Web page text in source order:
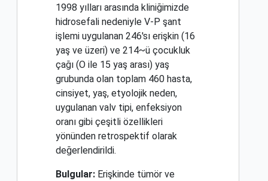
1998 yılları arasında kliniğimizde
hidrosefali nedeniyle V-P şant
işlemi uygulanan 246'sı erişkin (16
yaş ve üzeri) ve 214~ü çocukluk
çağı (O ile 15 yaş arası) yaş
grubunda olan toplam 460 hasta,
cinsiyet, yaş, etyolojik neden,
uygulanan valv tipi, enfeksiyon
oranı gibi çeşitli özellikleri
yönünden retrospektif olarak
değerlendirildi.
Bulgular: Erişkinde tümör ve